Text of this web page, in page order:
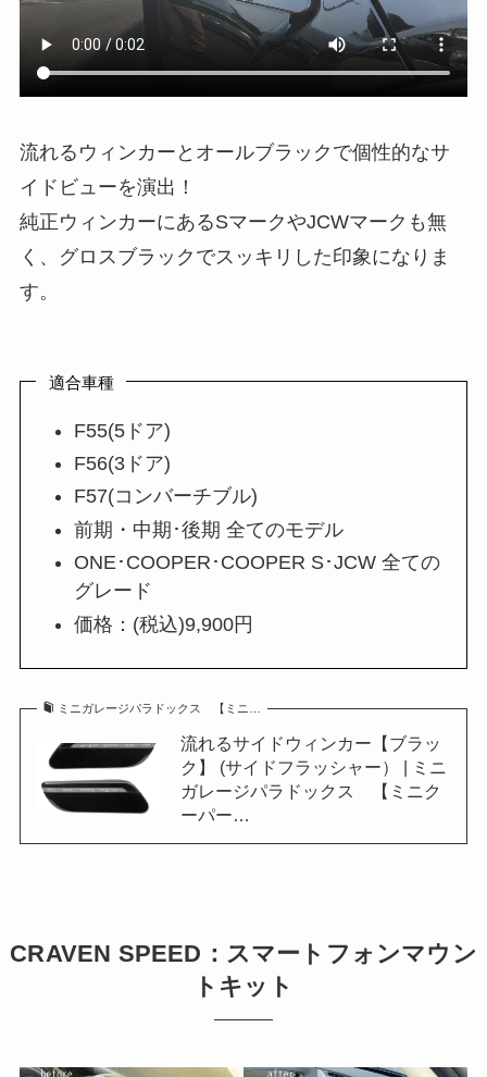
流れるウィンカーとオールブラックで個性的なサ
イドビューを演出！
純正ウィンカーにあるSマークやJCWマークも無
く、グロスブラックでスッキリした印象になりま
す。
適合車種
F55(5ドア)
F56(3ドア)
F57(コンバーチブル)
前期・中期･後期 全てのモデル
ONE･COOPER･COOPER S･JCW 全ての
グレード
価格：(税込)9,900円
ミニガレージパラドックス 【ミニ…
流れるサイドウィンカー【ブラッ
ク】 (サイドフラッシャー） | ミニ
ガレージパラドックス 【ミニク
ーパー…
CRAVEN SPEED：スマートフォンマウン
トキット